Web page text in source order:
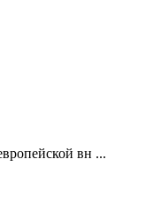
вн ...